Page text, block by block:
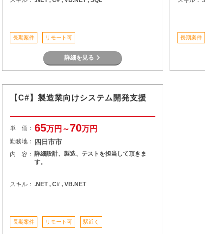
長期案件 リモート可
詳細を見る
長期案件
【C#】製造業向けシステム開発支援
単 価： 65万円～70万円
勤務地： 四日市市
内 容： 詳細設計、製造、テストを担当して頂きま
す。
スキル： .NET , C# , VB.NET
長期案件 リモート可 駅近く